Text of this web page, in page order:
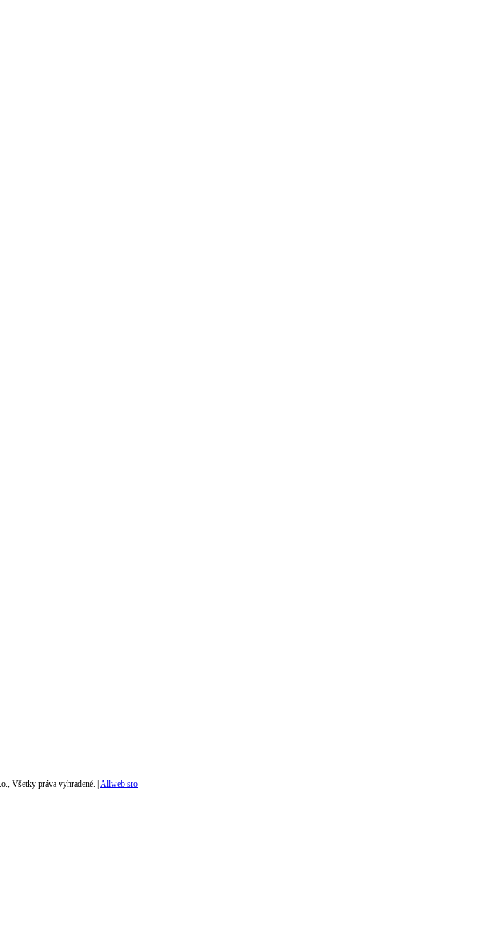
Všetky práva vyhradené. |Allweb sro